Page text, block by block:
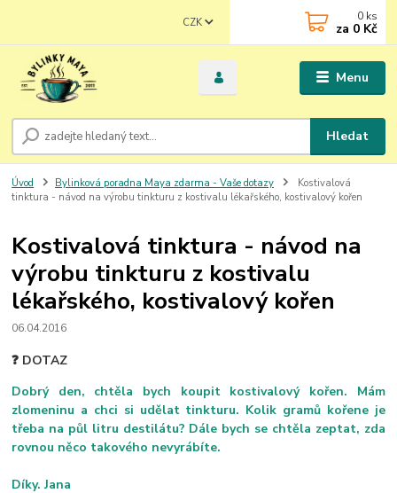
Menu
CZK
Hledat
0 ks
za 0 Kč
Úvod Bylinková poradna Maya zdarma - Vaše dotazy
Kostivalová
tinktura - návod na výrobu tinkturu z kostivalu lékařského, kostivalový kořen
Kostivalová tinktura - návod na
výrobu tinkturu z kostivalu
lékařského, kostivalový kořen
06.04.2016
❓ DOTAZ
Dobrý den, chtěla bych koupit kostivalový kořen. Mám
zlomeninu a chci si udělat tinkturu. Kolik gramů kořene je
třeba na půl litru destilátu? Dále bych se chtěla zeptat, zda
rovnou něco takového nevyrábíte.
Díky. Jana